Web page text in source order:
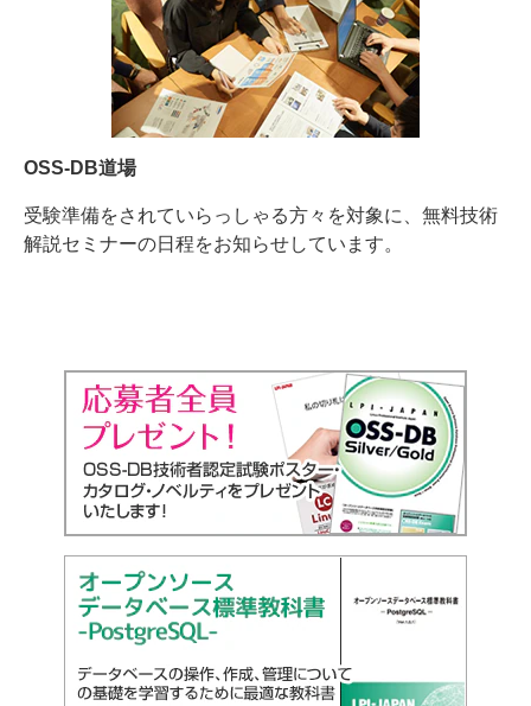
OSS-DB道場
受験準備をされていらっしゃる方々を対象に、無料技術
解説セミナーの日程をお知らせしています。